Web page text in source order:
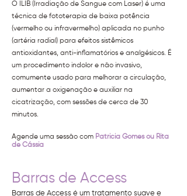
O ILIB (Irradiação de Sangue com Laser) é uma
técnica de fototerapia de baixa potência
(vermelho ou infravermelho) aplicada no punho
(artéria radial) para efeitos sistêmicos
antioxidantes, anti-inflamatórios e analgésicos. É
um procedimento indolor e não invasivo,
comumente usado para melhorar a circulação,
aumentar a oxigenação e auxiliar na
cicatrização, com sessões de cerca de 30
minutos.
Agende uma sessão com Patricia Gomes ou Rita
de Cássia
Barras de Access
Barras de Access é um tratamento suave e